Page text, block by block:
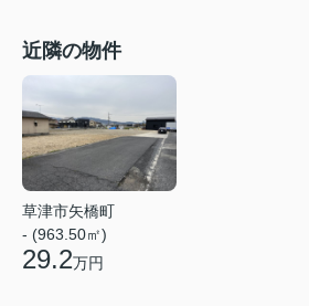
近隣の物件
草津市矢橋町
- (963.50㎡)
29.2万円